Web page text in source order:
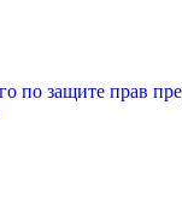
по защите прав